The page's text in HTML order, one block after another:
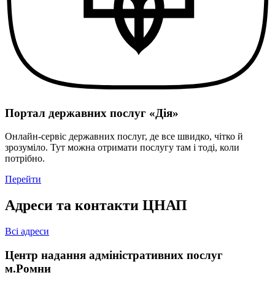
Портал державних послуг «Дія»
Онлайн-сервіс державних послуг, де все швидко, чітко й
зрозуміло. Тут можна отримати послугу там і тоді, коли
потрібно.
Перейти
Адреси та контакти ЦНАП
Всі адреси
Центр надання адміністративних послуг
м.Ромни